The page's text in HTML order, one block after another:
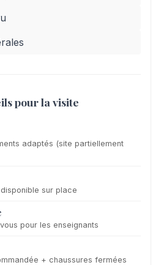
pour la visite
adaptés (site partiellement
sur place
pour les enseignants
+ chaussures fermées